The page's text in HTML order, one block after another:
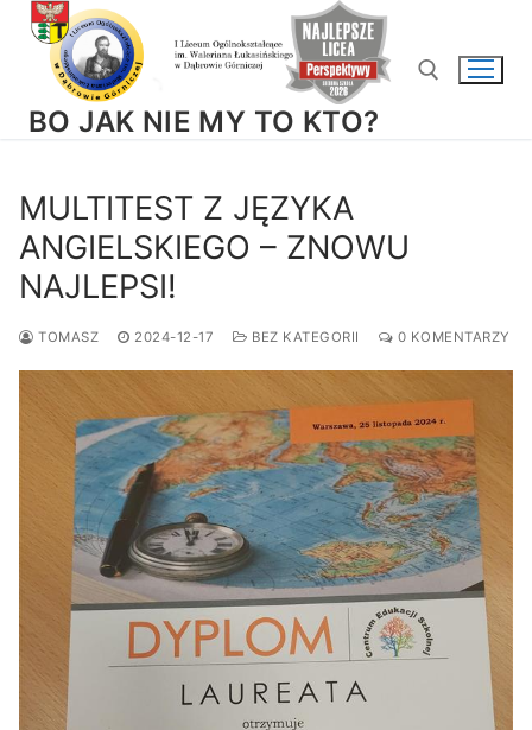
Przejdź
BO JAK NIE MY TO KTO?
MULTITEST Z JĘZYKA
ANGIELSKIEGO – ZNOWU
NAJLEPSI!
TOMASZ 2024-12-17 BEZ KATEGORII 0 KOMENTARZY